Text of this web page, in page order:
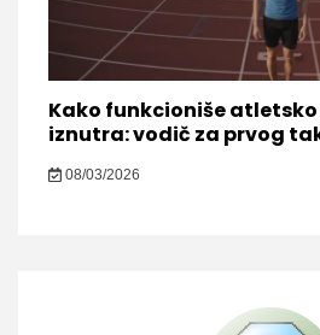
Kako funkcioniše
iznutra: vodič za prvog
08/03/2026